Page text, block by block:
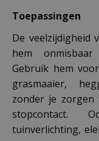
Toepassingen
De veelzijdigheid
hem
Gebruik hem
grasmaaier,
zonder je
stopcontact.
tuinverlichting,